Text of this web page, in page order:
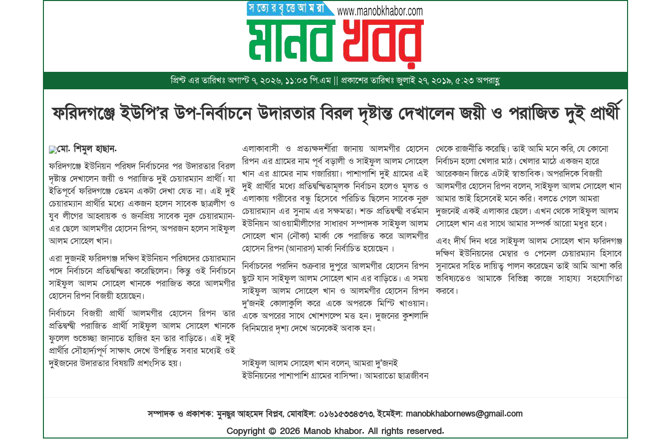
প্রিন্ট এর তারিখঃ অগাস্ট ৭, ২০২৬, ১১:০৩ পি.এম || প্রকাশের তারিখঃ জুলাই ২৭, ২০১৯, ৫:২৩ অপরাহ্ণ
ফরিদগঞ্জে ইউপি’র উপ-নির্বাচনে উদারতার বিরল দৃষ্টান্ত দেখালেন জয়ী ও পরাজিত দুই প্রার্থী
মো. শিমুল হাছান.
ফরিদগঞ্জে ইউনিয়ন পরিষদ নির্বাচনের পর উদারতার বিরল
দৃষ্টান্ত দেখালেন জয়ী ও পরাজিত দুই চেয়ারম্যান প্রার্থী। যা
ইতিপূর্বে ফরিদগঞ্জে তেমন একটা দেখা যেত না। এই দুই
চেয়ারম্যান প্রার্থীর মধ্যে একজন হলেন সাবেক ছাত্রলীগ ও
যুব লীগের আহ্বায়ক ও জনপ্রিয় সাবেক নুরু চেয়ারম্যান-
এর ছেলে আলমগীর হোসেন রিপন, অপরজন হলেন সাইফুল
আলম সোহেল খান।
এরা দুজনই ফরিদগঞ্জ দক্ষিণ ইউনিয়ন পরিষদের চেয়ারম্যান
পদে নির্বাচনে প্রতিদ্বন্দ্বিতা করেছিলেন। কিন্তু ওই নির্বাচনে
সাইফুল আলম সোহেল খানকে পরাজিত করে আলমগীর
হোসেন রিপন বিজয়ী হয়েছেন।
নির্বাচনে বিজয়ী প্রার্থী আলমগীর হোসেন রিপন তার
প্রতিদ্বন্দ্বী পরাজিত প্রার্থী সাইফুল আলম সোহেল খানকে
ফুলেল শুভেচ্ছা জানাতে হাজির হন তার বাড়িতে। এই দুই
প্রার্থীর সৌহার্দ্যপূর্ণ সাক্ষাৎ দেখে উপস্থিত সবার মধ্যেই ওই
দুইজনের উদারতার বিষয়টি প্রশংসিত হয়।
এলাকাবাসী ও প্রত্যক্ষদর্শীরা জানায় আলমগীর হোসেন
রিপন এর গ্রামের নাম পূর্ব বড়ালী ও সাইফুল আলম সোহেল
খান এর গ্রামের নাম গজারিয়া। পাশাপাশি দুই গ্রামের এই
দুই প্রার্থীর মধ্যে প্রতিদ্বন্দ্বিতামূলক নির্বাচন হলেও মূলত ও
এলাকায় গরীবের বন্ধু হিসেবে পরিচিত ছিলেন সাবেক নুরু
চেয়ারম্যান এর সুনাম এর সক্ষমতা। শক্ত প্রতিদ্বন্দ্বী বর্তমান
ইউনিয়ন আওয়ামীলীগের সাধারণ সম্পাদক সাইফুল আলম
সোহেল খান (নৌকা) মার্কা কে পরাজিত করে আলমগীর
হোসেন রিপন (আনারস) মার্কা নির্বাচিত হয়েছেন ।
নির্বাচনের পরদিন শুক্রবার দুপুরে আলমগীর হোসেন রিপন
ছুটে যান সাইফুল আলম সোহেল খান এর বাড়িতে। এ সময়
সাইফুল আলম সোহেল খান ও আলমগীর হোসেন রিপন
দু'জনই কোলাকুলি করে একে অপরকে মিস্টি খাওয়ান।
একে অপরের সাথে খোশগল্পে মত্ত হন। দুজনের কুশলাদি
বিনিময়ের দৃশ্য দেখে অনেকেই অবাক হন।
সাইফুল আলম সোহেল খান বলেন, আমরা দু'জনই
ইউনিয়নের পাশাপাশি গ্রামের বাসিন্দা। আমরাতো ছাত্রজীবন
থেকে রাজনীতি করেছি। তাই আমি মনে করি, যে কোনো
নির্বাচন হলো খেলার মাঠ। খেলার মাঠে একজন হারে
আরেকজন জিতে এটাই স্বাভাবিক। অপরদিকে বিজয়ী
আলমগীর হোসেন রিপন বলেন, সাইফুল আলম সোহেল খান
আমার ভাই হিসেবেই মনে করি। বলতে গেলে আমরা
দুজনেই একই এলাকার ছেলে। এখন থেকে সাইফুল আলম
সোহেল খান এর সাথে আমার সম্পর্ক আরো মধুর হবে।
এবং দীর্ঘ দিন ধরে সাইফুল আলম সোহেল খান ফরিদগঞ্জ
দক্ষিণ ইউনিয়নের মেম্বার ও পেনেল চেয়ারম্যান হিসাবে
সুনামের সহিত দায়িত্ব পালন করেছেন তাই আমি আশা করি
ভবিষ্যতেও আমাকে বিভিন্ন কাজে সাহায্য সহযোগিতা
করবে।
সম্পাদক ও প্রকাশক: মুনছুর আহমেদ বিপ্লব, মোবাইল: ০১৬১৫৩৩৪৩৭৩, ইমেইল: manobkhabornews@gmail.com
Copyright © 2026 Manob khabor. All rights reserved.